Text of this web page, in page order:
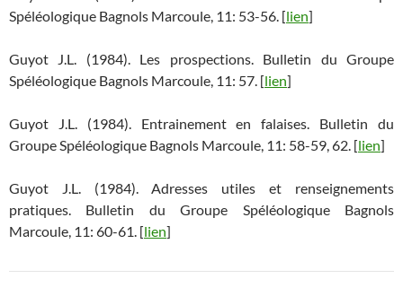
Spéléologique Bagnols Marcoule, 11: 53-56. [lien]
Guyot J.L. (1984). Les prospections. Bulletin du Groupe
Spéléologique Bagnols Marcoule, 11: 57. [lien]
Guyot J.L. (1984). Entrainement en falaises. Bulletin du
Groupe Spéléologique Bagnols Marcoule, 11: 58-59, 62. [lien]
Guyot J.L. (1984). Adresses utiles et renseignements
pratiques. Bulletin du Groupe Spéléologique Bagnols
Marcoule, 11: 60-61. [lien]